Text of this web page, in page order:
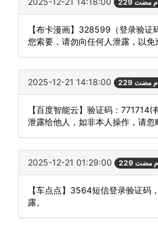
أيام مضت
【布卡漫画】328599（登录验证
您索要，请勿向任何人泄露，以免
2025-12-21 14:18:00 أيام مضت
【百度智能云】验证码：
泄露给他人，如非本人操作，请忽
2025-12-21 01:29:00 أيام مضت
【车点点】3564短信登录验证码
露。